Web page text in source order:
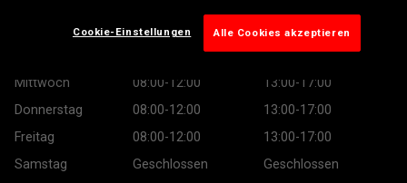
08:00-12:00
13:00-17:00
13:00-17:00
Mittwoch
08:00-12:00
13:00-17:00
Donnerstag
08:00-12:00
13:00-17:00
Freitag
08:00-12:00
13:00-17:00
Samstag
Geschlossen
Geschlossen
Cookie-Einstellungen Alle Cookies akzeptieren